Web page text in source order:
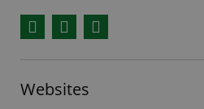
Websites